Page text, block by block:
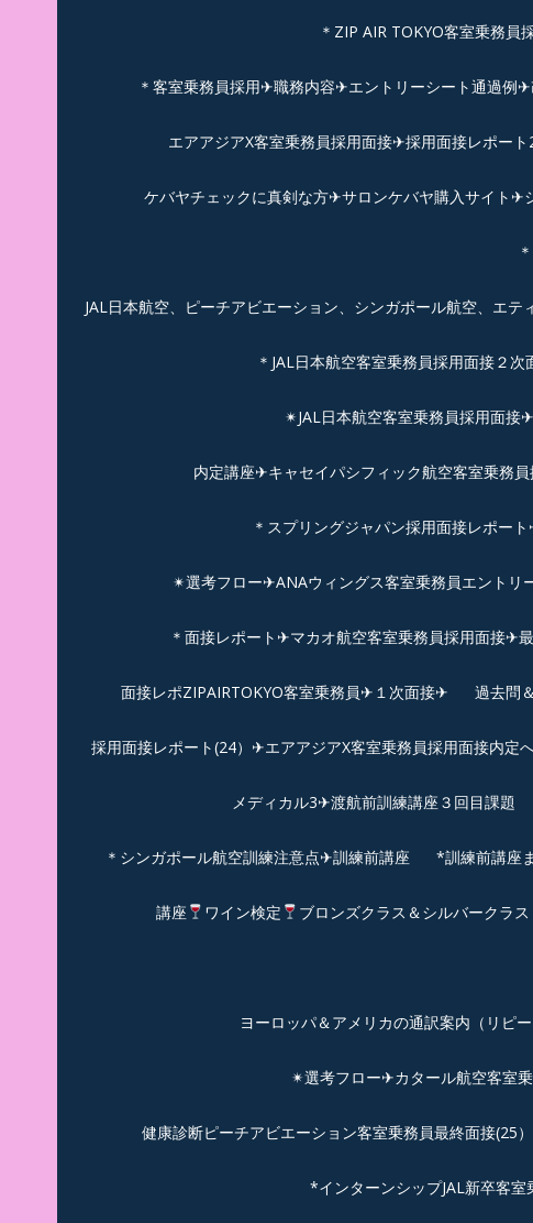
＊ZIP AIR TOKYO客室乗務員
＊客室乗務員採用✈職務内容✈エントリーシート通過例✈
エアアジアX客室乗務員採用面接✈︎採用面接レポート
ケバヤチェックに真剣な方✈サロンケバヤ購入サイト✈
JAL日本航空、ピーチアビエーション、シンガポール航空、エ
＊JAL日本航空客室乗務員採用面接２
✴︎JAL日本航空客室乗務員採用面接
内定講座✈キャセイパシフィック航空客室乗務
＊スプリングジャパン採用面接レポー
✴︎選考フロー✈︎ANAウィングス客室乗務員エントリ
＊面接レポート✈マカオ航空客室乗務員採用面接✈
面接レポZIPAIRTOKYO客室乗務員✈１次面接✈ 過去問
採用面接レポート(24）✈エアアジアX客室乗務員採用面接内定
メディカル3✈渡航前訓練講座３回目課題
＊シンガポール航空訓練注意点✈訓練前講座 *訓練前講座
講座 ワイン検定 ブロンズクラス＆シルバークラス
ヨーロッパ＆アメリカの通訳案内（リピ
✴︎選考フロー✈カタール航空客室
健康診断ピーチアビエーション客室乗務員最終面接(25）
*インターンシップJAL新卒客室